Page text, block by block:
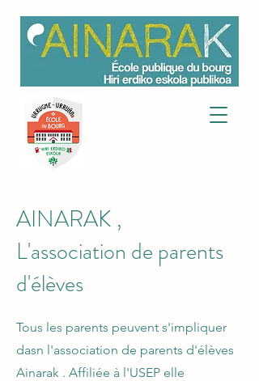
AINARAK ,
L'association de parents
d'élèves
Tous les parents peuvent s'impliquer
dasn l'association de parents d'élèves
Ainarak . Affiliée à l'USEP elle